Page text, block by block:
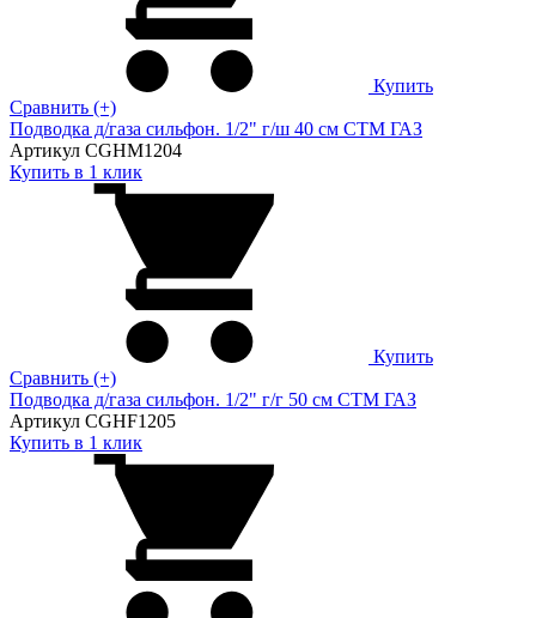
Купить
Сравнить (+)
Подводка д/газа сильфон. 1/2" г/ш 40 см CTM ГАЗ
Артикул CGHM1204
Купить в 1 клик
Купить
Сравнить (+)
Подводка д/газа сильфон. 1/2" г/г 50 см CTM ГАЗ
Артикул CGHF1205
Купить в 1 клик